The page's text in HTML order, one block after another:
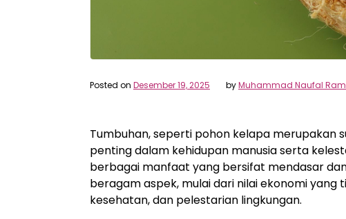
Posted on Desember 19, 2025 byMuhammad Naufal
Tumbuhan, seperti pohon kelapa merupakan
penting dalam kehidupan manusia serta
berbagai manfaat yang bersifat mendasar
beragam aspek, mulai dari nilai ekonomi yang
kesehatan, dan pelestarian lingkungan.